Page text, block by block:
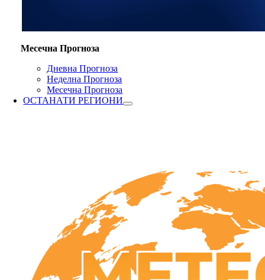
Месечна Прогноза
Дневна Прогноза
Неделна Прогноза
Месечна Прогноза
ОСТАНАТИ РЕГИОНИ